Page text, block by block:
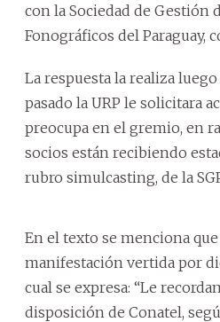
con la Sociedad de Gestión
Fonográficos del Paraguay,
La respuesta la realiza
pasado la URP le solicitara
preocupa en el gremio, en
socios están recibiendo
rubro simulcasting, de la
En el texto se menciona
manifestación vertida por
cual se expresa: “Le
disposición de Conatel,